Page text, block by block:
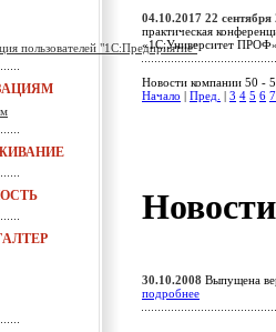
пользователей "1С:Предприятие"
04.10.2017 22 сентября
практическая
«1С:Университет
Новости компании 50 -
Начало
Пред. 3 4 5 6 7
30.10.2008 Выпущена
подробнее